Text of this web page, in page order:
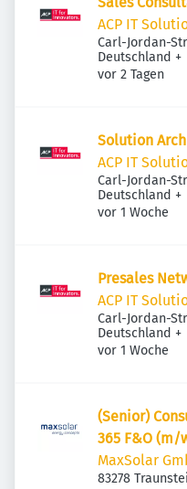
ACP IT
Carl-Jordan-
Deutschland +
Veröffentlicht
vor 2 Tagen
Solution
ACP IT
Carl-Jordan-
Deutschland +
Veröffentlicht
vor 1 Woche
Presales
ACP IT
Carl-Jordan-
Deutschland +
Veröffentlicht
vor 1 Woche
(Senior)
365 F&O (m/
MaxSolar
83278